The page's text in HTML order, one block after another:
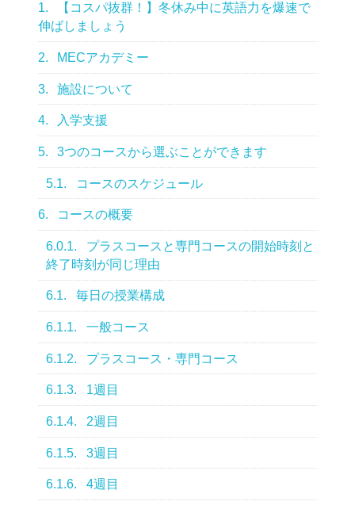
1.
【コスパ抜群！】冬休み中に英語力を爆速で
伸ばしましょう
2. MECアカデミー
3. 施設について
4. 入学支援
5. 3つのコースから選ぶことができます
5.1. コースのスケジュール
6. コースの概要
6.0.1.
プラスコースと専門コースの開始時刻と
終了時刻が同じ理由
6.1. 毎日の授業構成
6.1.1. 一般コース
6.1.2. プラスコース・専門コース
6.1.3. 1週目
6.1.4. 2週目
6.1.5. 3週目
6.1.6. 4週目